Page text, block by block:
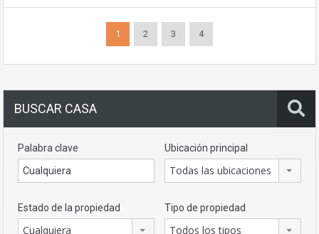
1 2 3 4
BUSCAR CASA
Palabra clave Ubicación principal
Todas las ubicaciones
Estado de la propiedad
Cualquiera
Tipo de propiedad
Todos los tipos